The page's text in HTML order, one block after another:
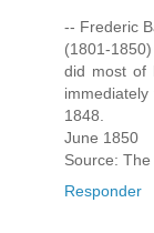
-- Frederic
(1801-
did most of
1848.
June 1850
Source:
Responder